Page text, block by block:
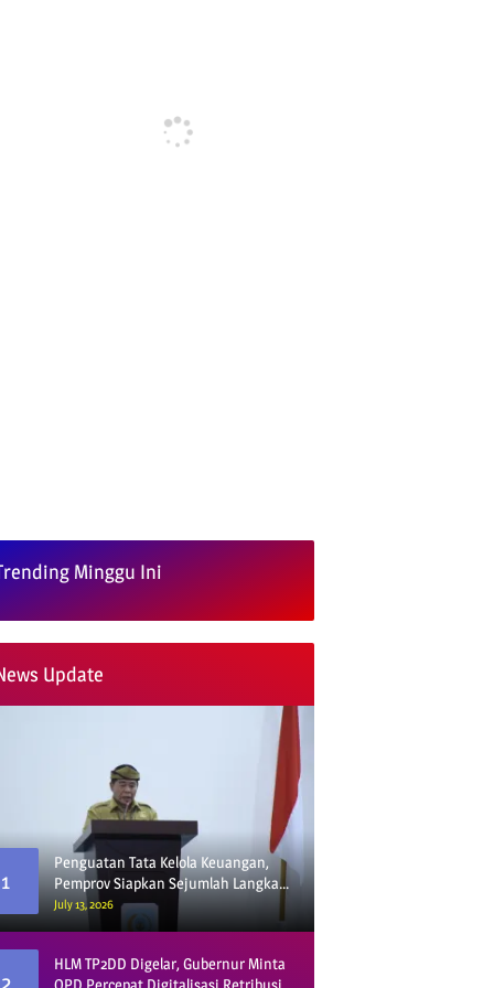
Minggu Ini
Update
1
Penguatan Tata Kelola Keuangan,
Pemprov Siapkan Sejumlah Langkah
Strategis
July 13, 2026
2
HLM TP2DD Digelar, Gubernur Minta
OPD Percepat Digitalisasi Retribusi